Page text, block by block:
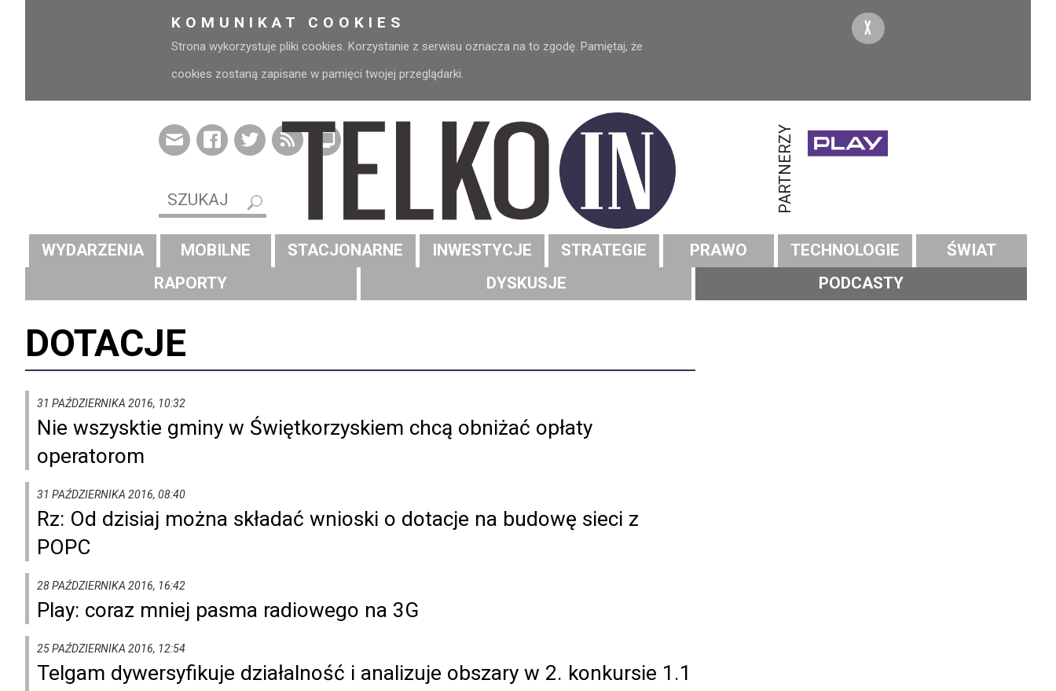
KOMUNIKAT COOKIES
Strona wykorzystuje pliki cookies. Korzystanie z serwisu oznacza na to zgodę. Pamiętaj, że
cookies zostaną zapisane w pamięci twojej przeglądarki.
X
PARTNERZY
WYDARZENIA MOBILNE STACJONARNE INWESTYCJE STRATEGIE PRAWO TECHNOLOGIE
ŚWIAT
RAPORTY
DYSKUSJE PODCASTY
DOTACJE
31 PAŹDZIERNIKA 2016, 10:32
Nie wszysktie gminy w Świętkorzyskiem chcą obniżać opłaty
operatorom
31 PAŹDZIERNIKA 2016, 08:40
Rz: Od dzisiaj można składać wnioski o dotacje na budowę sieci z
POPC
28 PAŹDZIERNIKA 2016, 16:42
Play: coraz mniej pasma radiowego na 3G
25 PAŹDZIERNIKA 2016, 12:54
Telgam dywersyfikuje działalność i analizuje obszary w 2. konkursie 1.1